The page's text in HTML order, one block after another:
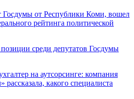
Госдумы от Республики Коми, вошел
рейтинга политической
среди депутатов Госдумы
на аутсорсинге: компания
рассказала, какого специалиста